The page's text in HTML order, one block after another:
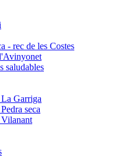
- rec de les Costes
saludables
Garriga
seca